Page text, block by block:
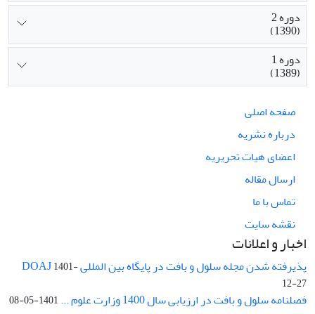
دوره 2
(1390)
دوره 1
(1389)
صفحه اصلی
درباره نشریه
اعضای هیات تحریریه
ارسال مقاله
تماس با ما
نقشه سایت
اخبار و اعلانات
پذیرفته شدن مجله سلول و بافت در پایگاه بین المللی DOAJ1401-
12-27
فصلنامه سلول و بافت در ارزیابی سال 1400 وزارت علوم ... 1401-05-08